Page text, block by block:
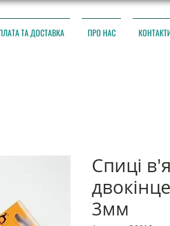
ТА ДОСТАВКА ПРО НАС
Спиці
3мм